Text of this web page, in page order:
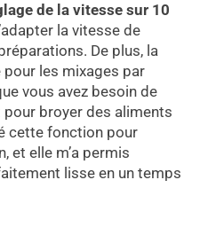
de la vitesse sur 10
la vitesse de
De plus, la
pour les mixages par
vous avez besoin de
broyer des aliments
cette fonction pour
et elle m’a permis
lisse en un temps